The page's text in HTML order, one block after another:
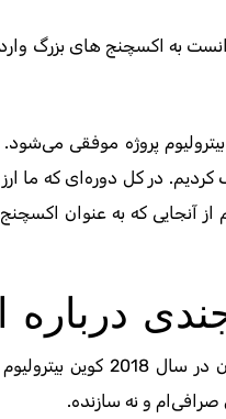
به اکسچنج های بزرگ
پروژه موفقی
پروژه را متوقف کردیم. در کل
از آنجایی که به عنوان
درباره
در ادامه صحبت های ایشان
و نه سازنده.